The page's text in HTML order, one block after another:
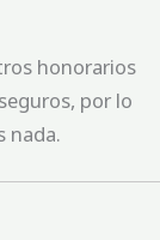
honorarios
por lo
nada.